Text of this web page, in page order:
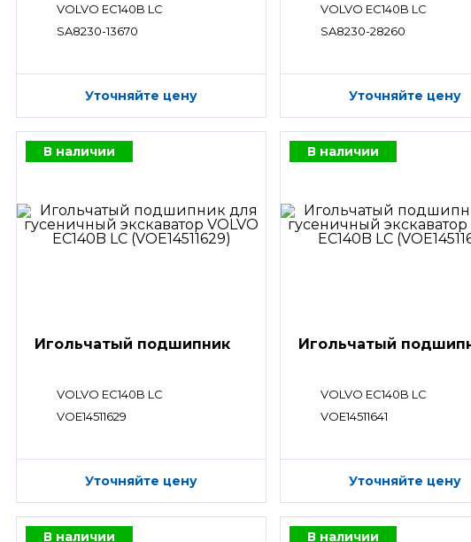
VOLVO EC140B LC
SA8230-13670
Уточняйте цену
VOLVO EC140B LC
SA8230-28260
Уточняйте цену
В наличии
Игольчатый подшипник
VOLVO EC140B LC
VOE14511629
Уточняйте цену
В наличии
Игольчатый
VOLVO EC140B LC
VOE14511641
Уточняйте цену
В наличии В наличии